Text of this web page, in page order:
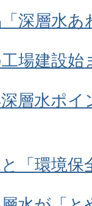
深層水あ
場建設始
層水ポ
「環境保